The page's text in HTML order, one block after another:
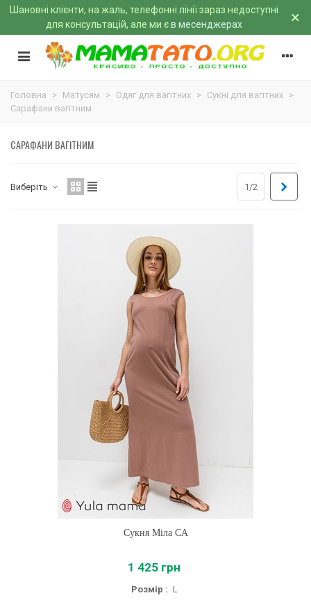
Шановні клієнти, на жаль, телефонні лінії зараз недоступні
для консультацій, але ми єв месенджерах ×
Головна > Матусям > Одяг для вагітних > Сукні для вагітних >
Сарафани вагітним
САРАФАНИ ВАГІТНИМ
Виберіть 1/2
Сукня Міла CA
1 425 грн
Розмір : L